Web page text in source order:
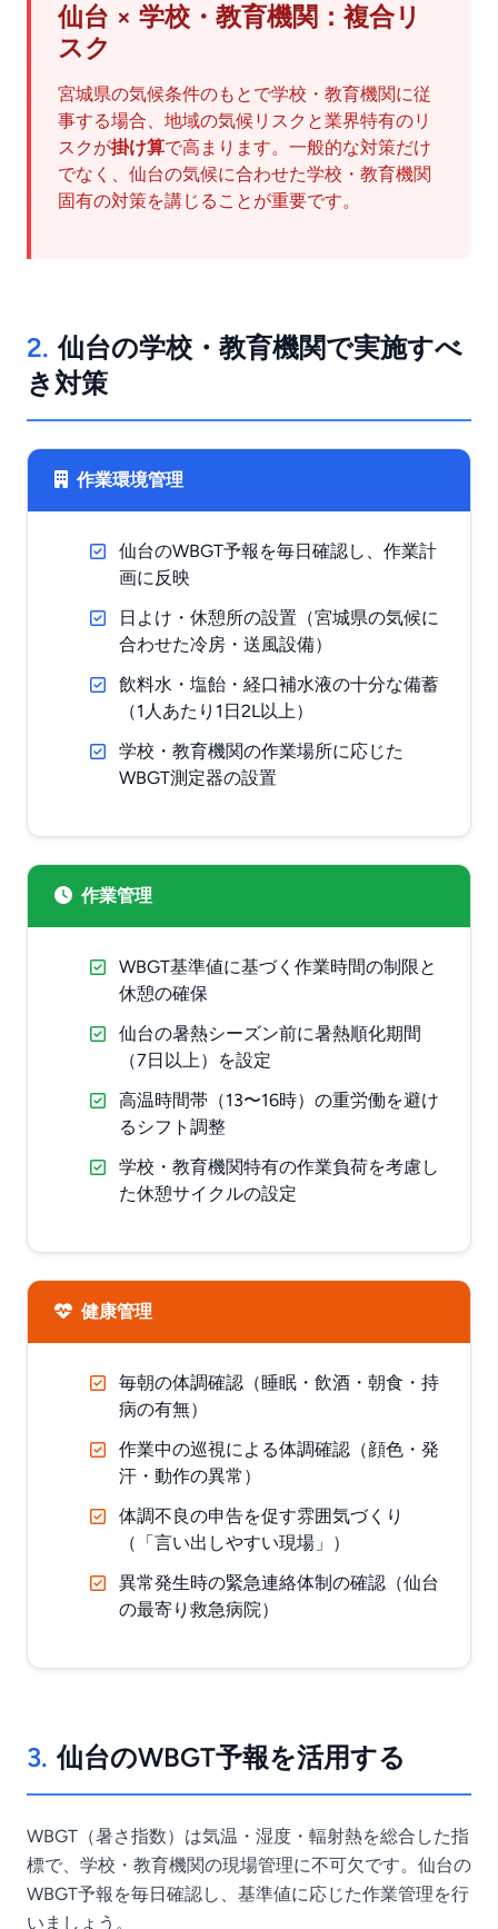
仙台 × 学校・教育機関：複合リ
スク
宮城県の気候条件のもとで学校・教育機関に従
事する場合、地域の気候リスクと業界特有のリ
スクが掛け算で高まります。一般的な対策だけ
でなく、仙台の気候に合わせた学校・教育機関
固有の対策を講じることが重要です。
2. 仙台の学校・教育機関で実施すべ
き対策
作業環境管理
仙台のWBGT予報を毎日確認し、作業計
画に反映
日よけ・休憩所の設置（宮城県の気候に
合わせた冷房・送風設備）
飲料水・塩飴・経口補水液の十分な備蓄
（1人あたり1日2L以上）
学校・教育機関の作業場所に応じた
WBGT測定器の設置
作業管理
WBGT基準値に基づく作業時間の制限と
休憩の確保
仙台の暑熱シーズン前に暑熱順化期間
（7日以上）を設定
高温時間帯（13〜16時）の重労働を避け
るシフト調整
学校・教育機関特有の作業負荷を考慮し
た休憩サイクルの設定
健康管理
毎朝の体調確認（睡眠・飲酒・朝食・持
病の有無）
作業中の巡視による体調確認（顔色・発
汗・動作の異常）
体調不良の申告を促す雰囲気づくり
（「言い出しやすい現場」）
異常発生時の緊急連絡体制の確認（仙台
の最寄り救急病院）
3. 仙台のWBGT予報を活用する
WBGT（暑さ指数）は気温・湿度・輻射熱を総合した指
標で、学校・教育機関の現場管理に不可欠です。仙台の
WBGT予報を毎日確認し、基準値に応じた作業管理を行
いましょう。